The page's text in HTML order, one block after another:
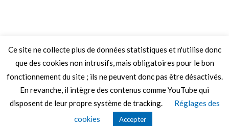
Thèmes Graphene
Ce site ne collecte plus de données statistiques et n'utilise donc
que des cookies non intrusifs, mais obligatoires pour le bon
fonctionnement du site ; ils ne peuvent donc pas être désactivés.
En revanche, il intègre des contenus comme YouTube qui
disposent de leur propre système de tracking.
Réglages des
cookies
Accepter